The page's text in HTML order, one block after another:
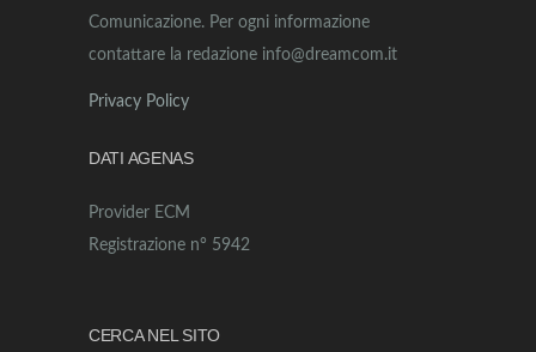
Comunicazione. Per ogni informazione
contattare la redazione info@dreamcom.it
Privacy Policy
DATI AGENAS
Provider ECM
Registrazione n° 5942
CERCA NEL SITO